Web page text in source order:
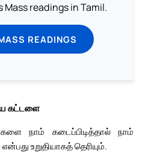
Mass readings in Tamil.
READINGS
கட்டளை
நாம் கடைப்பிடித்தால் நாம்
உறுதியாகத் தெரியும்.